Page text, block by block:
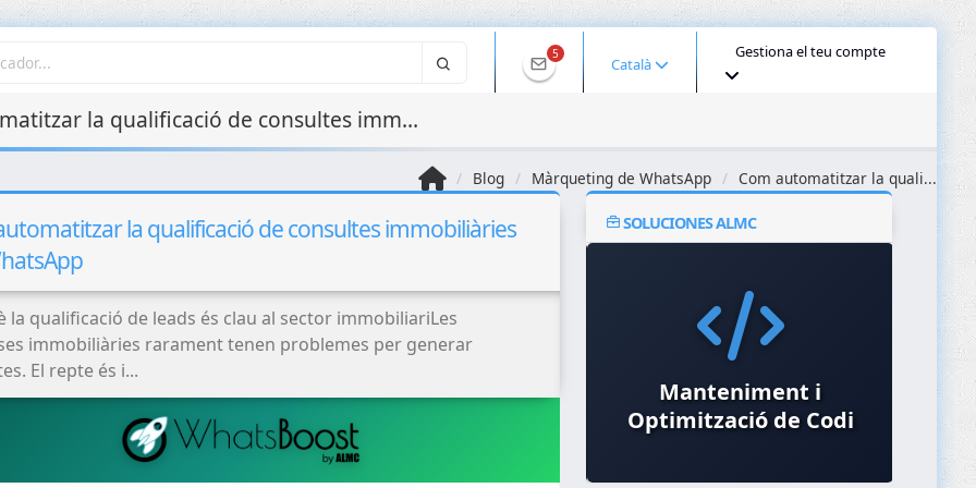
5
Català
Gestiona el teu compte
Com automatitzar la qualificació de consultes immobiliàries per WhatsApp
Blog Màrqueting de WhatsApp Com automatitzar la quali...
la qualificació de consultes immobiliàries
la qualificació de leads és clau al sector immobiliariLes
immobiliàries rarament tenen problemes per generar
El repte és i...
SOLUCIONES ALMC
Integracions API i
Microserveis
Manteniment i
Optimització de Codi
Hardening de Sistemes
i Servidors